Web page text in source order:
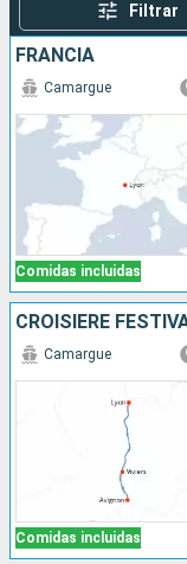
Filtrar
FRANCIA
Comidas incluidas
Camargue
Comidas incluidas
Camargue